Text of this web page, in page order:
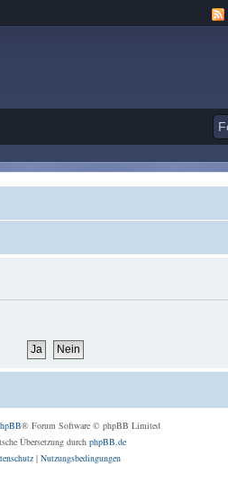
® Forum Software © phpBB Limited
Übersetzung durch phpBB.de
| Nutzungsbedingungen